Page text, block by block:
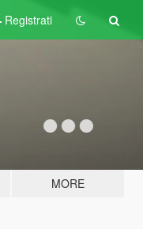
Registrati
MORE